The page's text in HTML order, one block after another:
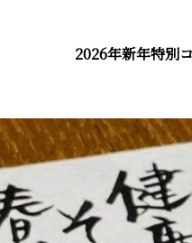
2026年新年特別